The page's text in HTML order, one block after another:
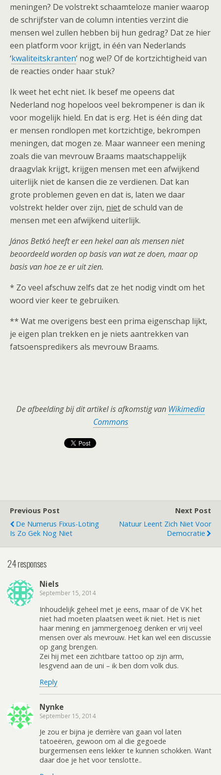
meningen? De volstrekt schaamteloze manier waarop
de schrijfster van de column intenties verzint die
mensen wel zullen hebben bij hun gedrag? Dat ze hier
een platform voor krijgt, in één van Nederlands
‘kwaliteitskranten‘ nog wel? Of de kortzichtigheid van
de reacties onder haar stuk?
Ik weet het echt niet. Ik besef me opeens dat
Nederland nog hopeloos veel bekrompener is dan ik
voor mogelijk hield. En dat is erg. Het is één ding dat
er mensen rondlopen met kortzichtige, bekrompen
meningen, dat mogen ze. Maar wanneer een mening
zoals die van mevrouw Braams maatschappelijk
draagvlak krijgt, krijgen mensen met een afwijkend
uiterlijk niet de kansen die ze verdienen. Dat kan
grote problemen geven en dat is, laten we daar
volstrekt helder over zijn, nietde schuld van de
mensen met een afwijkend uiterlijk.
János Betkó heeft er een hekel aan als mensen niet
beoordeeld worden op basis van wat ze doen, maar op
basis van hoe ze er uit zien.
* Zo veel afschuw zelfs dat ze het nodig vindt om het
woord vier keer te gebruiken.
** Wat me overigens best een prima eigenschap lijkt,
je eigen plan trekken en je niets aantrekken van
fatsoenspredikers als mevrouw Braams.
De afbeelding bij dit artikel is afkomstig van Wikimedia
Commons
Previous Post
De Numerus Fixus-Loting
Is Zo Gek Nog Niet
Next Post
Natuur Leent Zich Niet Voor
Democratie
24 responses
Niels
September 15, 2014
Inhoudelijk geheel met je eens, maar of de VK het
niet had moeten plaatsen weet ik niet. Het is niet
haar mening en jammergenoeg denken er vrij veel
mensen over als mevrouw. Het kan wel een discussie
op gang brengen.
Zei hij met een zichtbare tattoo op zijn arm,
lesgvend aan de uni – ik ben dom volk dus.
Reply
Nynke
September 15, 2014
Je zou er bijna je derrière van gaan vol laten
tatoeëren, gewoon om al die gegoede
burgermensen eens lekker te kunnen schokken. Want
daar doe je het voor tenslotte..